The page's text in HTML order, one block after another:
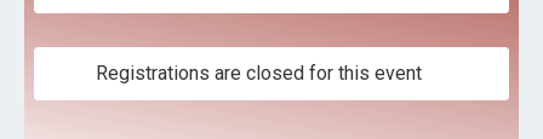
Registrations are closed for this event